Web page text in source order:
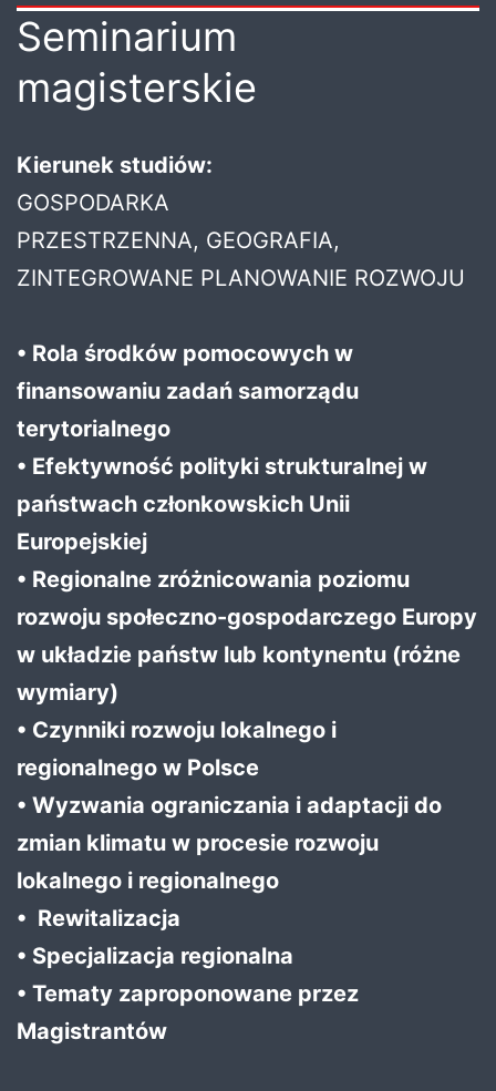
Seminarium
magisterskie
Kierunek studiów:
GOSPODARKA
PRZESTRZENNA, GEOGRAFIA,
ZINTEGROWANE PLANOWANIE ROZWOJU
• Rola środków pomocowych w
finansowaniu zadań samorządu
terytorialnego
• Efektywność polityki strukturalnej w
państwach członkowskich Unii
Europejskiej
• Regionalne zróżnicowania poziomu
rozwoju społeczno-gospodarczego Europy
w układzie państw lub kontynentu (różne
wymiary)
• Czynniki rozwoju lokalnego i
regionalnego w Polsce
• Wyzwania ograniczania i adaptacji do
zmian klimatu w procesie rozwoju
lokalnego i regionalnego
• Rewitalizacja
• Specjalizacja regionalna
• Tematy zaproponowane przez
Magistrantów